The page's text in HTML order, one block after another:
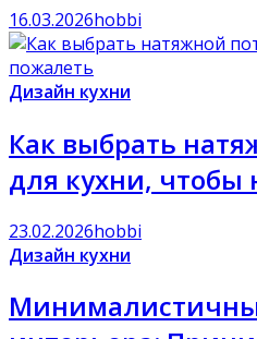
16.03.2026hobbi
Дизайн кухни
Как выбрать
для кухни, чтобы
23.02.2026hobbi
Дизайн кухни